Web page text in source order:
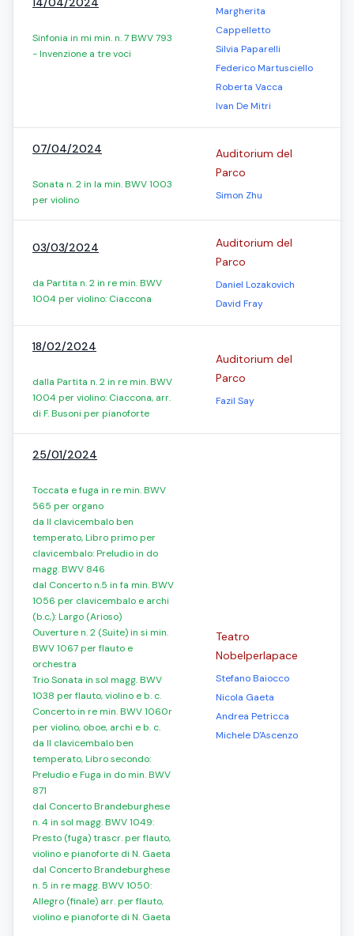
Sinfonia in mi min. n. 7 BWV 793
- Invenzione a tre voci
Margherita
Cappelletto
Silvia Paparelli
Federico Martusciello
Roberta Vacca
Ivan De Mitri
07/04/2024
Sonata n. 2 in la min. BWV 1003
per violino
Auditorium del
Parco
Simon Zhu
03/03/2024
da Partita n. 2 in re min. BWV
1004 per violino: Ciaccona
Auditorium del
Parco
Daniel Lozakovich
David Fray
18/02/2024
dalla Partita n. 2 in re min. BWV
1004 per violino: Ciaccona, arr.
di F. Busoni per pianoforte
Auditorium del
Parco
Fazil Say
25/01/2024
Toccata e fuga in re min. BWV
565 per organo
da Il clavicembalo ben
temperato, Libro primo per
clavicembalo: Preludio in do
magg. BWV 846
dal Concerto n.5 in fa min. BWV
1056 per clavicembalo e archi
(b.c,): Largo (Arioso)
Ouverture n. 2 (Suite) in si min.
BWV 1067 per flauto e
orchestra
Trio Sonata in sol magg. BWV
1038 per flauto, violino e b. c.
Concerto in re min. BWV 1060r
per violino, oboe, archi e b. c.
da Il clavicembalo ben
temperato, Libro secondo:
Preludio e Fuga in do min. BWV
871
dal Concerto Brandeburghese
n. 4 in sol magg. BWV 1049:
Presto (fuga) trascr. per flauto,
violino e pianoforte di N. Gaeta
dal Concerto Brandeburghese
n. 5 in re magg. BWV 1050:
Allegro (finale) arr. per flauto,
violino e pianoforte di N. Gaeta
Teatro
Nobelperlapace
Stefano Baiocco
Nicola Gaeta
Andrea Petricca
Michele D'Ascenzo